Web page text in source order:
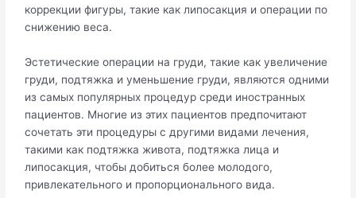
коррекции фигуры, такие как липосакция и операции по
снижению веса.
Эстетические операции на груди, такие как увеличение
груди, подтяжка и уменьшение груди, являются одними
из самых популярных процедур среди иностранных
пациентов. Многие из этих пациентов предпочитают
сочетать эти процедуры с другими видами лечения,
такими как подтяжка живота, подтяжка лица и
липосакция, чтобы добиться более молодого,
привлекательного и пропорционального вида.